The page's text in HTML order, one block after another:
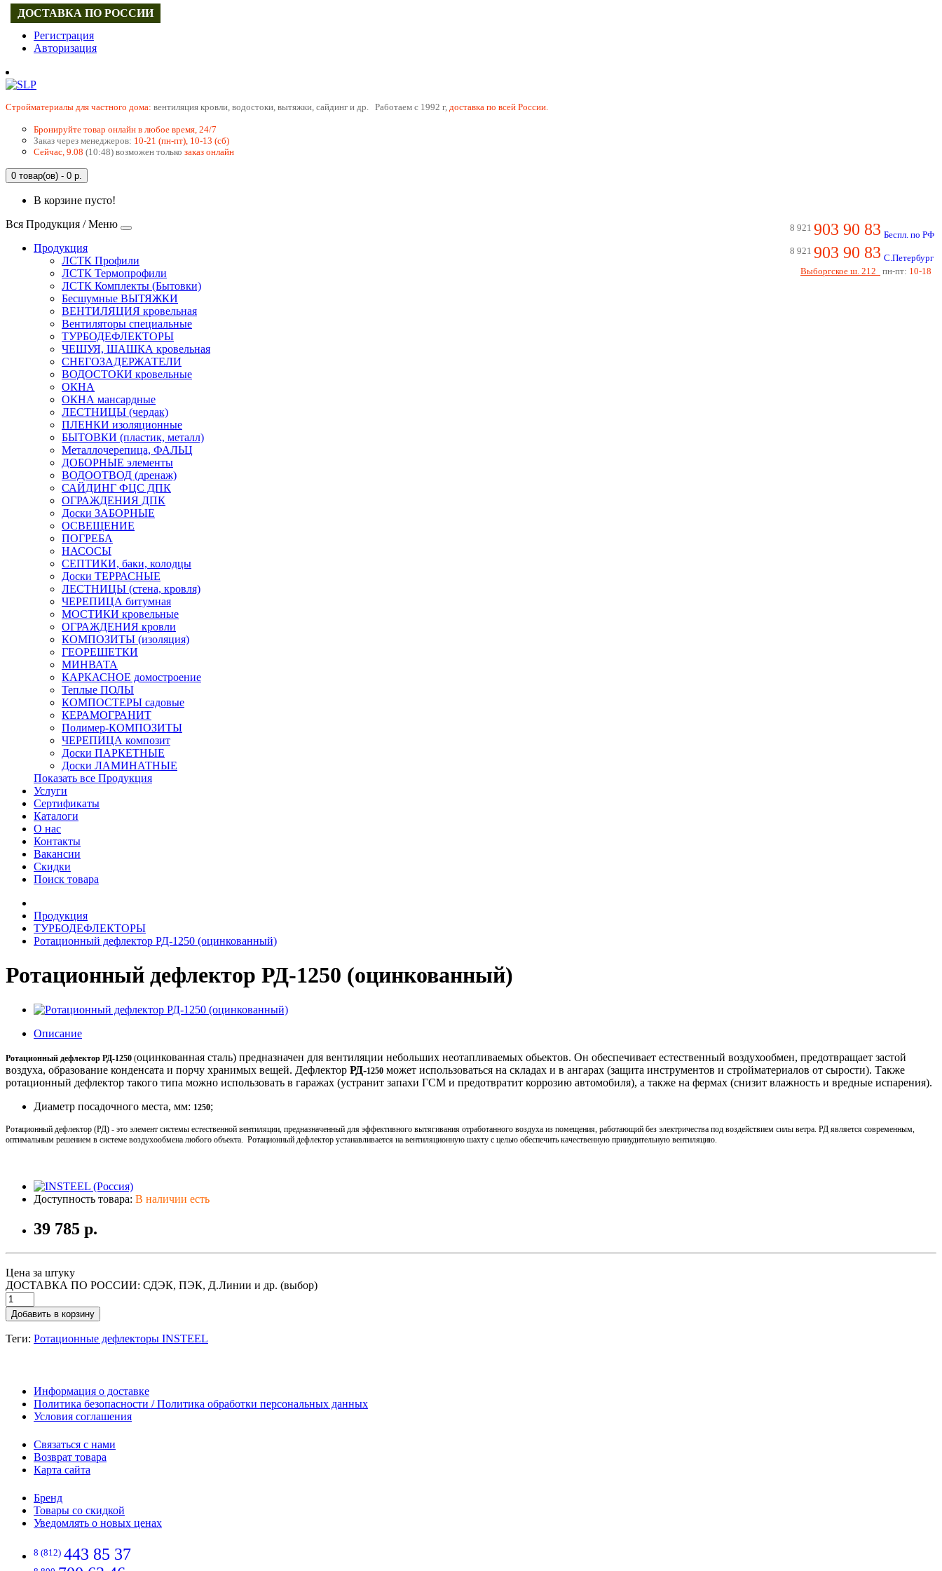
Регистрация
Авторизация
Cтройматериалы для частного дома: вентиляция кровли, водостоки, вытяжки, сайдинг и др. Работаем с 1992 г, доставка по всей России.
Бронируйте товар онлайн в любое время, 24/7
Заказ через менеджеров: 10-21 (пн-пт), 10-13 (сб)
Сейчас, 9.08 (10:48) возможен только заказ онлайн
0 товар(ов) - 0 р.
В корзине пусто!
8 921 903 90 83 Беспл. по РФ
8 921 903 90 83 С.Петербург
Выборгское ш. 212
пн-пт: 10-18
Вся Продукция / Меню
Продукция
ЛСТК Профили
ЛСТК Термопрофили
ЛСТК Комплекты (Бытовки)
Бесшумные ВЫТЯЖКИ
ВЕНТИЛЯЦИЯ кровельная
Вентиляторы специальные
ТУРБОДЕФЛЕКТОРЫ
ЧЕШУЯ, ШАШКА кровельная
СНЕГОЗАДЕРЖАТЕЛИ
ВОДОСТОКИ кровельные
ОКНА
ОКНА мансардные
ЛЕСТНИЦЫ (чердак)
ПЛЕНКИ изоляционные
БЫТОВКИ (пластик, металл)
Металлочерепица, ФАЛЬЦ
ДОБОРНЫЕ элементы
ВОДООТВОД (дренаж)
САЙДИНГ ФЦС ДПК
ОГРАЖДЕНИЯ ДПК
Доски ЗАБОРНЫЕ
ОСВЕЩЕНИЕ
ПОГРЕБА
НАСОСЫ
СЕПТИКИ, баки, колодцы
Доски ТЕРРАСНЫЕ
ЛЕСТНИЦЫ (стена, кровля)
ЧЕРЕПИЦА битумная
МОСТИКИ кровельные
ОГРАЖДЕНИЯ кровли
КОМПОЗИТЫ (изоляция)
ГЕОРЕШЕТКИ
МИНВАТА
КАРКАСНОЕ домостроение
Теплые ПОЛЫ
КОМПОСТЕРЫ садовые
КЕРАМОГРАНИТ
Полимер-КОМПОЗИТЫ
ЧЕРЕПИЦА композит
Доски ПАРКЕТНЫЕ
Доски ЛАМИНАТНЫЕ
Показать все Продукция
Услуги
Сертификаты
Каталоги
О нас
Контакты
Вакансии
Скидки
Поиск товара
Продукция
ТУРБОДЕФЛЕКТОРЫ
Ротационный дефлектор РД-1250 (оцинкованный)
Ротационный дефлектор РД-1250 (оцинкованный)
ДОСТАВКА ПО РОССИИ
Описание
Ротационный дефлектор РД-1250 (оцинкованная сталь) предназначен для вентиляции небольших неотапливаемых обьектов. Он обеспечивает естественный воздухообмен, предотвращает застой
воздуха, образование конденсата и порчу хранимых вещей. Дефлектор РД-1250 может использоваться на складах и в ангарах (защита инструментов и стройматериалов от сырости). Также
ротационный дефлектор такого типа можно использовать в гаражах (устранит запахи ГСМ и предотвратит коррозию автомобиля), а также на фермах (снизит влажность и вредные испарения).
Диаметр посадочного места, мм: 1250;
Ротационный дефлектор (РД) - это элемент системы естественной вентиляции, предназначенный для эффективного вытягивания отработанного воздуха из помещения, работающий без электричества под воздействием силы ветра. РД является современным,
оптимальным решением в системе воздухообмена любого объекта. Ротационный дефлектор устанавливается на вентиляционную шахту с целью обеспечить качественную принудительную вентиляцию.
Доступность товара: В наличии есть
39 785 р.
Цена за штуку
ДОСТАВКА ПО РОССИИ: СДЭК, ПЭК, Д.Линии и др. (выбор)
Добавить в корзину
Теги: Ротационные дефлекторы INSTEEL
Информация о доставке
Политика безопасности / Политика обработки персональных данных
Условия соглашения
Связаться с нами
Возврат товара
Карта сайта
Бренд
Товары со скидкой
Уведомлять о новых ценах
8 (812) 443 85 37